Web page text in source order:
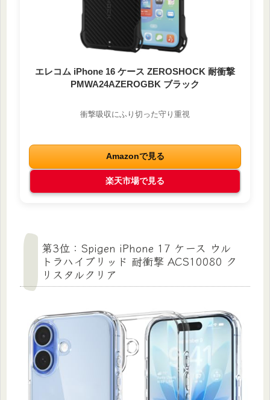
エレコム iPhone 16 ケース ZEROSHOCK 耐衝撃
PMWA24AZEROGBK ブラック
衝撃吸収にふり切った守り重視
Amazonで見る
楽天市場で見る
第3位：Spigen iPhone 17 ケース ウル
トラハイブリッド 耐衝撃 ACS10080 ク
リスタルクリア